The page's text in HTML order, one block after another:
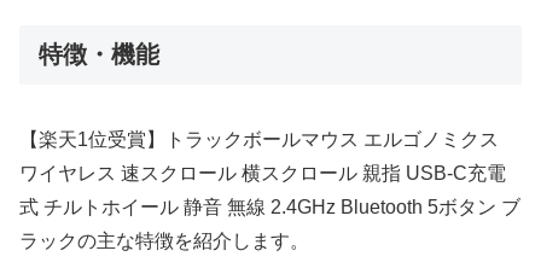
特徴・機能
【楽天1位受賞】トラックボールマウス エルゴノミクス
ワイヤレス 速スクロール 横スクロール 親指 USB-C充電
式 チルトホイール 静音 無線 2.4GHz Bluetooth 5ボタン ブ
ラックの主な特徴を紹介します。